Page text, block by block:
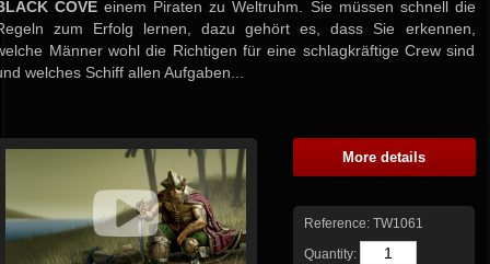
COVE einem Piraten zu Weltruhm. Sie müssen schnell die
zum Erfolg lernen, dazu gehört es, dass Sie erkennen,
Männer wohl die Richtigen für eine schlagkräftige Crew sind
welches Schiff allen Aufgaben...
More details
Reference: TW1061
Quantity: